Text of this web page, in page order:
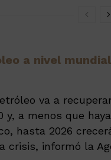
a nivel
va a
y, a menos que
hasta 2026
informó la